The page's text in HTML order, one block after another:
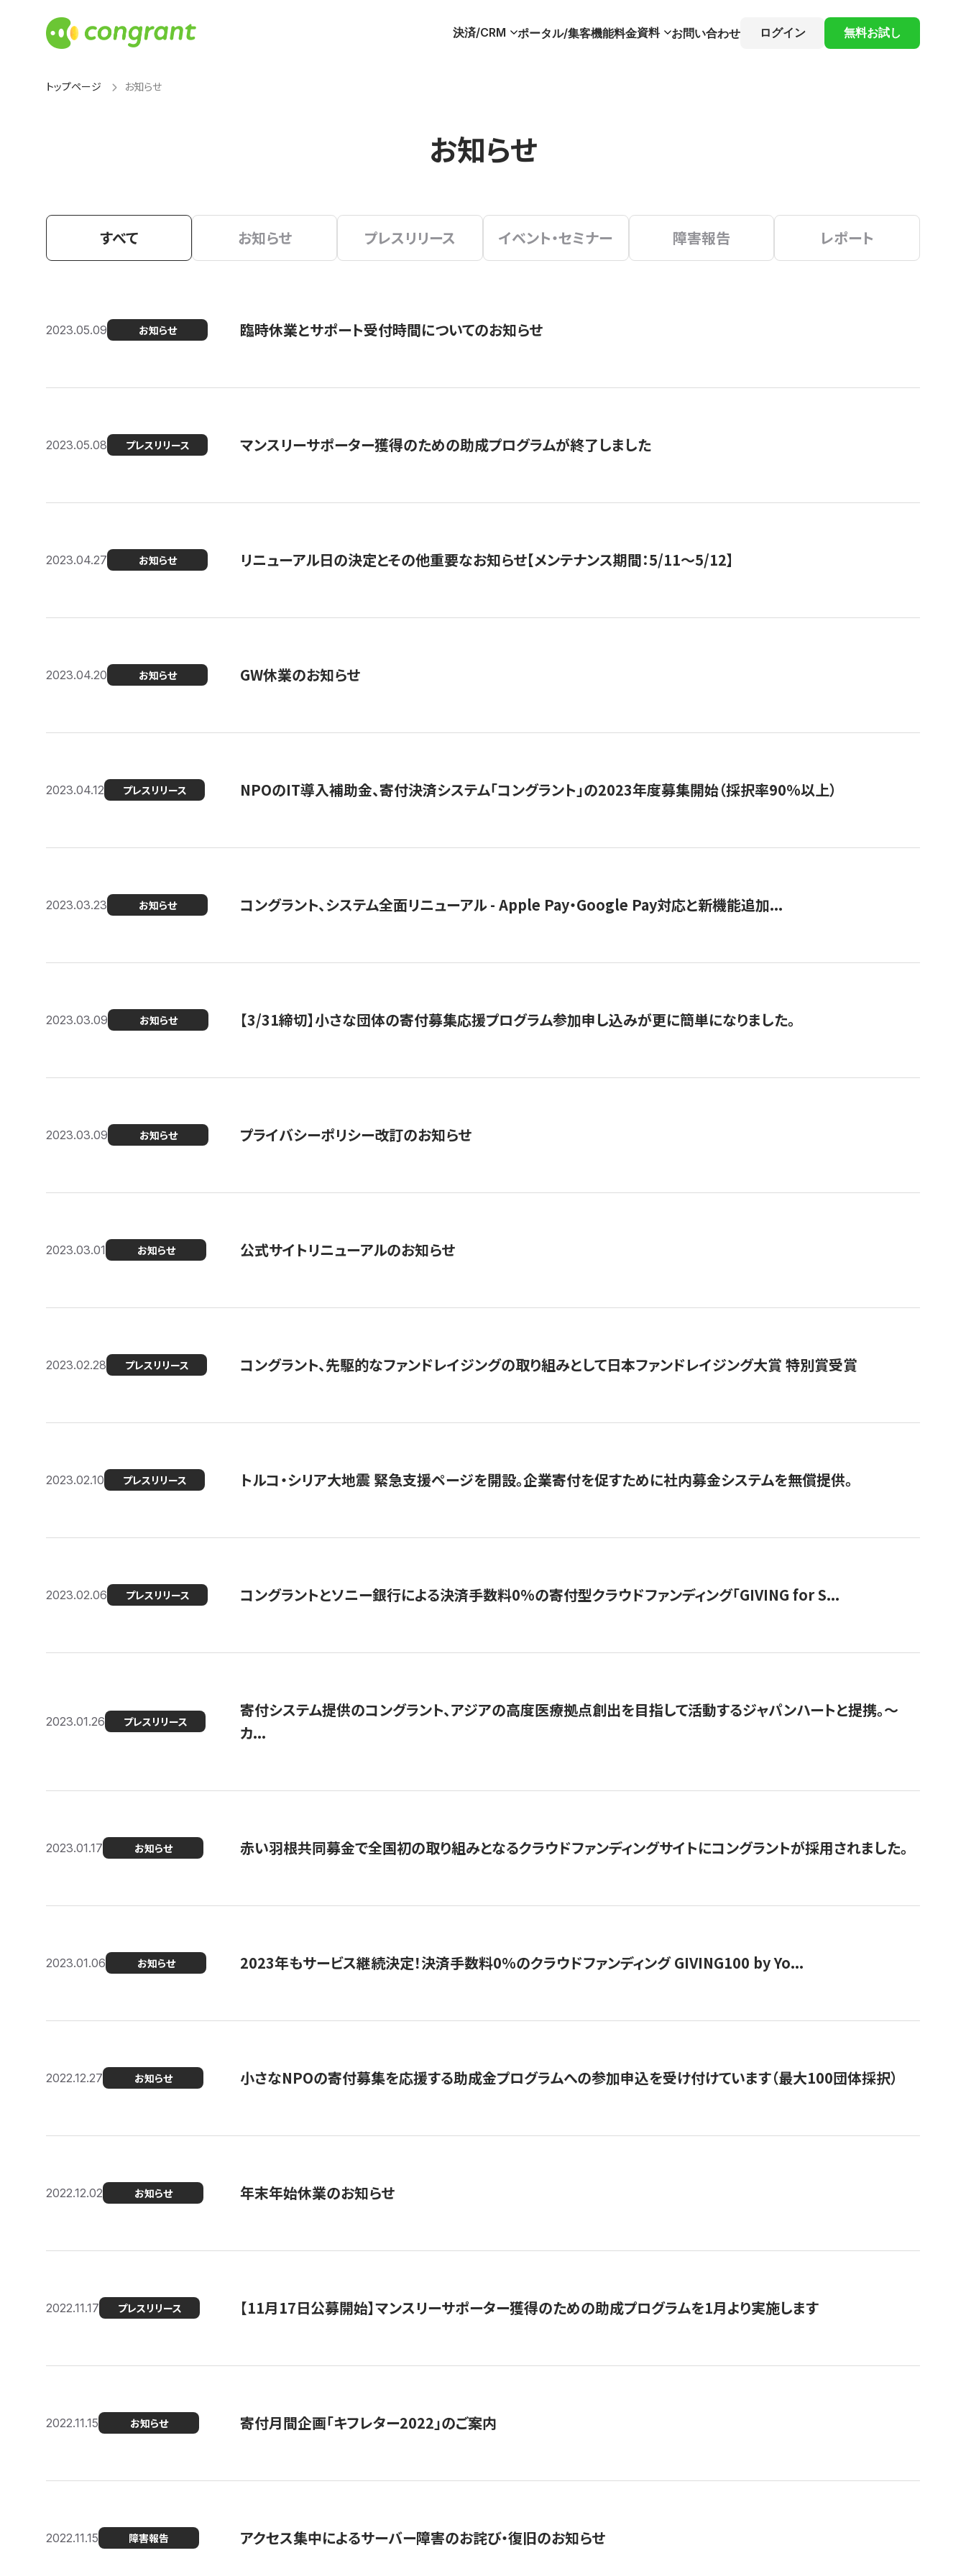
決済/CRM ポータル/集客機能料金資料 お問い合わせ ログイン 無料お試し
トップページ お知らせ
お知らせ
すべて お知らせ プレスリリース イベント・セミナー 障害報告 レポート
2023.05.09 お知らせ 臨時休業とサポート受付時間についてのお知らせ
2023.05.08 プレスリリース マンスリーサポーター獲得のための助成プログラムが終了しました
2023.04.27 お知らせ リニューアル日の決定とその他重要なお知らせ【メンテナンス期間：5/11～5/12】
2023.04.20 お知らせ GW休業のお知らせ
2023.04.12 プレスリリース NPOのIT導入補助金、寄付決済システム「コングラント」の2023年度募集開始（採択率90%以上）
2023.03.23 お知らせ コングラント、システム全面リニューアル - Apple Pay・Google Pay対応と新機能追加...
2023.03.09 お知らせ 【3/31締切】小さな団体の寄付募集応援プログラム参加申し込みが更に簡単になりました。
2023.03.09 お知らせ プライバシーポリシー改訂のお知らせ
2023.03.01 お知らせ 公式サイトリニューアルのお知らせ
2023.02.28 プレスリリース コングラント、先駆的なファンドレイジングの取り組みとして日本ファンドレイジング大賞 特別賞受賞
2023.02.10 プレスリリース トルコ・シリア大地震 緊急支援ページを開設。企業寄付を促すために社内募金システムを無償提供。
2023.02.06 プレスリリース コングラントとソニー銀行による決済手数料0%の寄付型クラウドファンディング「GIVING for S...
2023.01.26 プレスリリース
寄付システム提供のコングラント、アジアの高度医療拠点創出を目指して活動するジャパンハートと提携。〜
カ...
2023.01.17 お知らせ 赤い羽根共同募金で全国初の取り組みとなるクラウドファンディングサイトにコングラントが採用されました。
2023.01.06 お知らせ 2023年もサービス継続決定！決済手数料0％のクラウドファンディング GIVING100 by Yo...
2022.12.27 お知らせ 小さなNPOの寄付募集を応援する助成金プログラムへの参加申込を受け付けています（最大100団体採択）
2022.12.02 お知らせ 年末年始休業のお知らせ
2022.11.17 プレスリリース 【11月17日公募開始】マンスリーサポーター獲得のための助成プログラムを1月より実施します
2022.11.15 お知らせ 寄付月間企画「キフレター2022」のご案内
2022.11.15 障害報告 アクセス集中によるサーバー障害のお詫び・復旧のお知らせ